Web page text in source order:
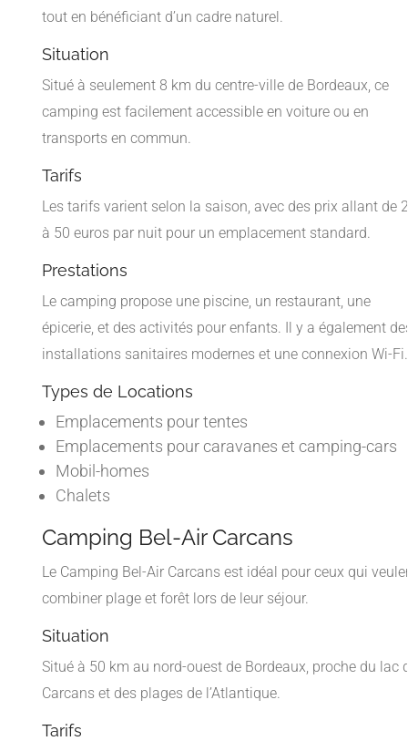
tout en bénéficiant d’un cadre naturel.
Situation
Situé à seulement 8 km du centre-ville de Bordeaux, ce
camping est facilement accessible en voiture ou en
transports en commun.
Tarifs
Les tarifs varient selon la saison, avec des prix allant de
à 50 euros par nuit pour un emplacement standard.
Prestations
Le camping propose une piscine, un restaurant, une
épicerie, et des activités pour enfants. Il y a également
installations sanitaires modernes et une connexion Wi-Fi.
Types de Locations
Emplacements pour tentes
Emplacements pour caravanes et camping-cars
Mobil-homes
Chalets
Camping Bel-Air Carcans
Le Camping Bel-Air Carcans est idéal pour ceux qui
combiner plage et forêt lors de leur séjour.
Situation
Situé à 50 km au nord-ouest de Bordeaux, proche du lac
Carcans et des plages de l’Atlantique.
Tarifs